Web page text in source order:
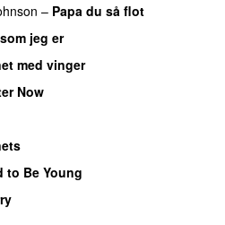
– Papa du så flot
jeg er
med vinger
Now
to Be Young